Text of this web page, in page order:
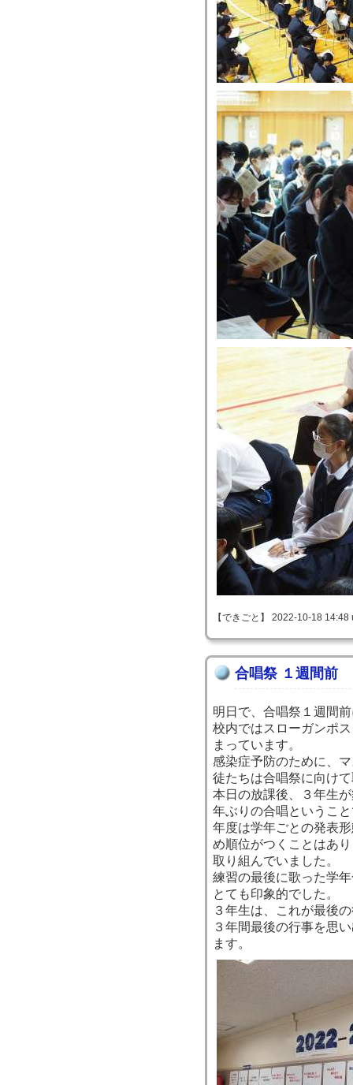
【できごと】 2022-10-18
合唱祭 １週間前
明日で、合唱祭１週間
校内ではスローガンポ
まっています。
感染症予防のために、
徒たちは合唱祭に向け
本日の放課後、３年生
年ぶりの合唱というこ
年度は学年ごとの発表
め順位がつくことはあ
取り組んでいました。
練習の最後に歌った学
とても印象的でした。
３年生は、これが最後
３年間最後の行事を思
ます。